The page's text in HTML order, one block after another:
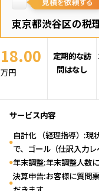
東京都渋谷区の税
18.00
万円
定期的な訪
問はなし
サービス内容
自計化 （経理指導）:現
で、ゴール（仕訳入力
年末調整:年末調整人数
決算申告:お客様に質問